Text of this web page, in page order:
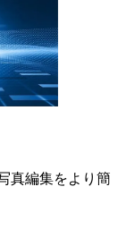
真編集をより簡